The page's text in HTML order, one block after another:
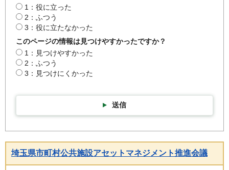
1：役に立った
2：ふつう
3：役に立たなかった
このページの情報は見つけやすかったですか？
1：見つけやすかった
2：ふつう
3：見つけにくかった
送信
埼玉県市町村公共施設アセットマネジメント推進会議